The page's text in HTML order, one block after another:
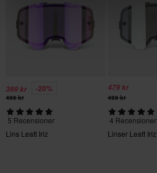
399 kr -20%
499 kr
5 Recensioner
Lins Leatt Iriz
479 kr
499 kr
4 Recensioner
Linser Leatt Iriz